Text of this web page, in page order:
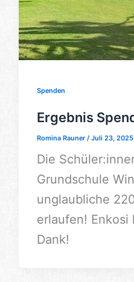
Spenden
Ergebnis
Romina Rauner/ Juli 23, 2025
Die
Grundschule
unglaubliche
erlaufen! Enkosi
Dank!